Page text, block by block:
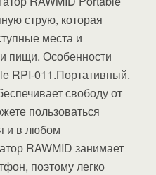
струю, которая
места и
пищи. Особенности
RPI-011.Портативный.
свободу от
пользоваться
и в любом
RAWMID занимает
поэтому легко